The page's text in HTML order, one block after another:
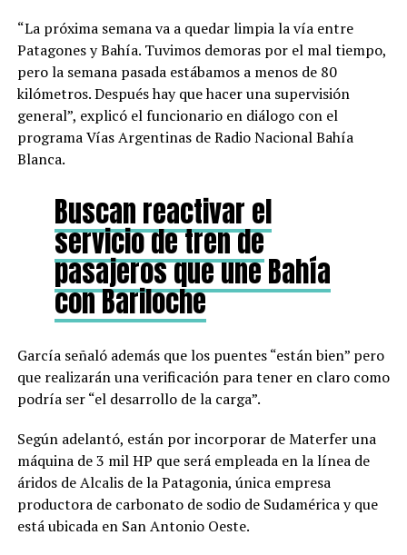
“La próxima semana va a quedar limpia la vía entre
Patagones y Bahía. Tuvimos demoras por el mal tiempo,
pero la semana pasada estábamos a menos de 80
kilómetros. Después hay que hacer una supervisión
general”, explicó el funcionario en diálogo con el
programa Vías Argentinas de Radio Nacional Bahía
Blanca.
Buscan reactivar el
servicio de tren de
pasajeros que une Bahía
con Bariloche
García señaló además que los puentes “están bien” pero
que realizarán una verificación para tener en claro como
podría ser “el desarrollo de la carga”.
Según adelantó, están por incorporar de Materfer una
máquina de 3 mil HP que será empleada en la línea de
áridos de Alcalis de la Patagonia, única empresa
productora de carbonato de sodio de Sudamérica y que
está ubicada en San Antonio Oeste.